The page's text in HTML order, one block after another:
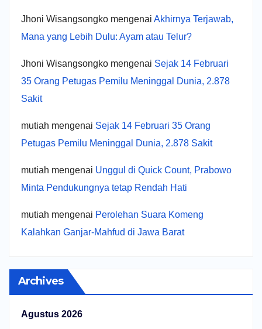
Jhoni Wisangsongko mengenai Akhirnya Terjawab,
Mana yang Lebih Dulu: Ayam atau Telur?
Jhoni Wisangsongko mengenai Sejak 14 Februari
35 Orang Petugas Pemilu Meninggal Dunia, 2.878
Sakit
mutiah mengenai Sejak 14 Februari 35 Orang
Petugas Pemilu Meninggal Dunia, 2.878 Sakit
mutiah mengenai Unggul di Quick Count, Prabowo
Minta Pendukungnya tetap Rendah Hati
mutiah mengenai Perolehan Suara Komeng
Kalahkan Ganjar-Mahfud di Jawa Barat
Archives
Agustus 2026